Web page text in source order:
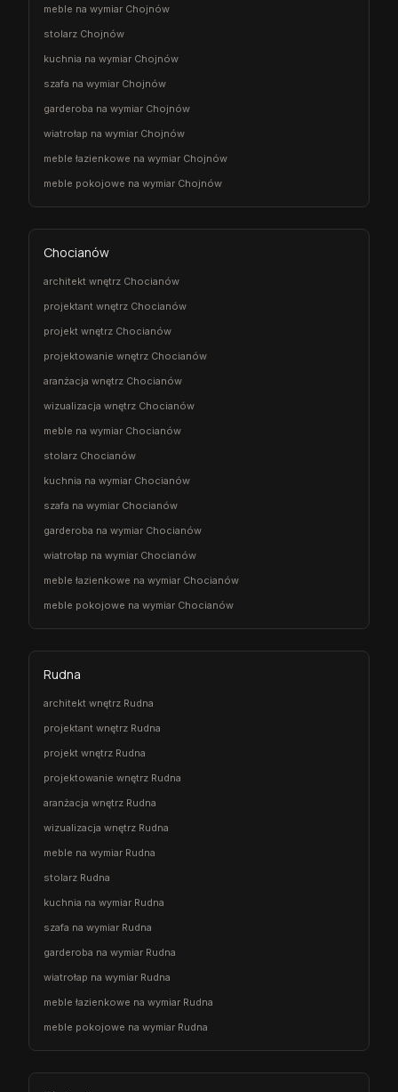
meble na wymiar Chojnów
stolarz Chojnów
kuchnia na wymiar Chojnów
szafa na wymiar Chojnów
garderoba na wymiar Chojnów
wiatrołap na wymiar Chojnów
meble łazienkowe na wymiar Chojnów
meble pokojowe na wymiar Chojnów
Chocianów
architekt wnętrz Chocianów
projektant wnętrz Chocianów
projekt wnętrz Chocianów
projektowanie wnętrz Chocianów
aranżacja wnętrz Chocianów
wizualizacja wnętrz Chocianów
meble na wymiar Chocianów
stolarz Chocianów
kuchnia na wymiar Chocianów
szafa na wymiar Chocianów
garderoba na wymiar Chocianów
wiatrołap na wymiar Chocianów
meble łazienkowe na wymiar Chocianów
meble pokojowe na wymiar Chocianów
Rudna
architekt wnętrz Rudna
projektant wnętrz Rudna
projekt wnętrz Rudna
projektowanie wnętrz Rudna
aranżacja wnętrz Rudna
wizualizacja wnętrz Rudna
meble na wymiar Rudna
stolarz Rudna
kuchnia na wymiar Rudna
szafa na wymiar Rudna
garderoba na wymiar Rudna
wiatrołap na wymiar Rudna
meble łazienkowe na wymiar Rudna
meble pokojowe na wymiar Rudna